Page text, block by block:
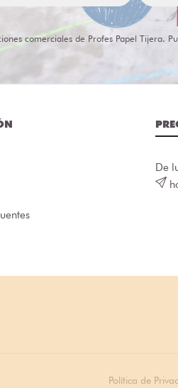
comerciales de Profes Papel Tijera.
De
Política de